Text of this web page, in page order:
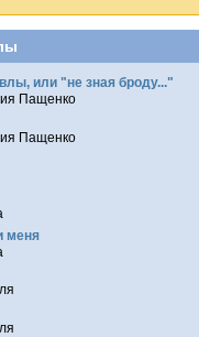
или "не зная броду..."
Пащенко
Пащенко
меня